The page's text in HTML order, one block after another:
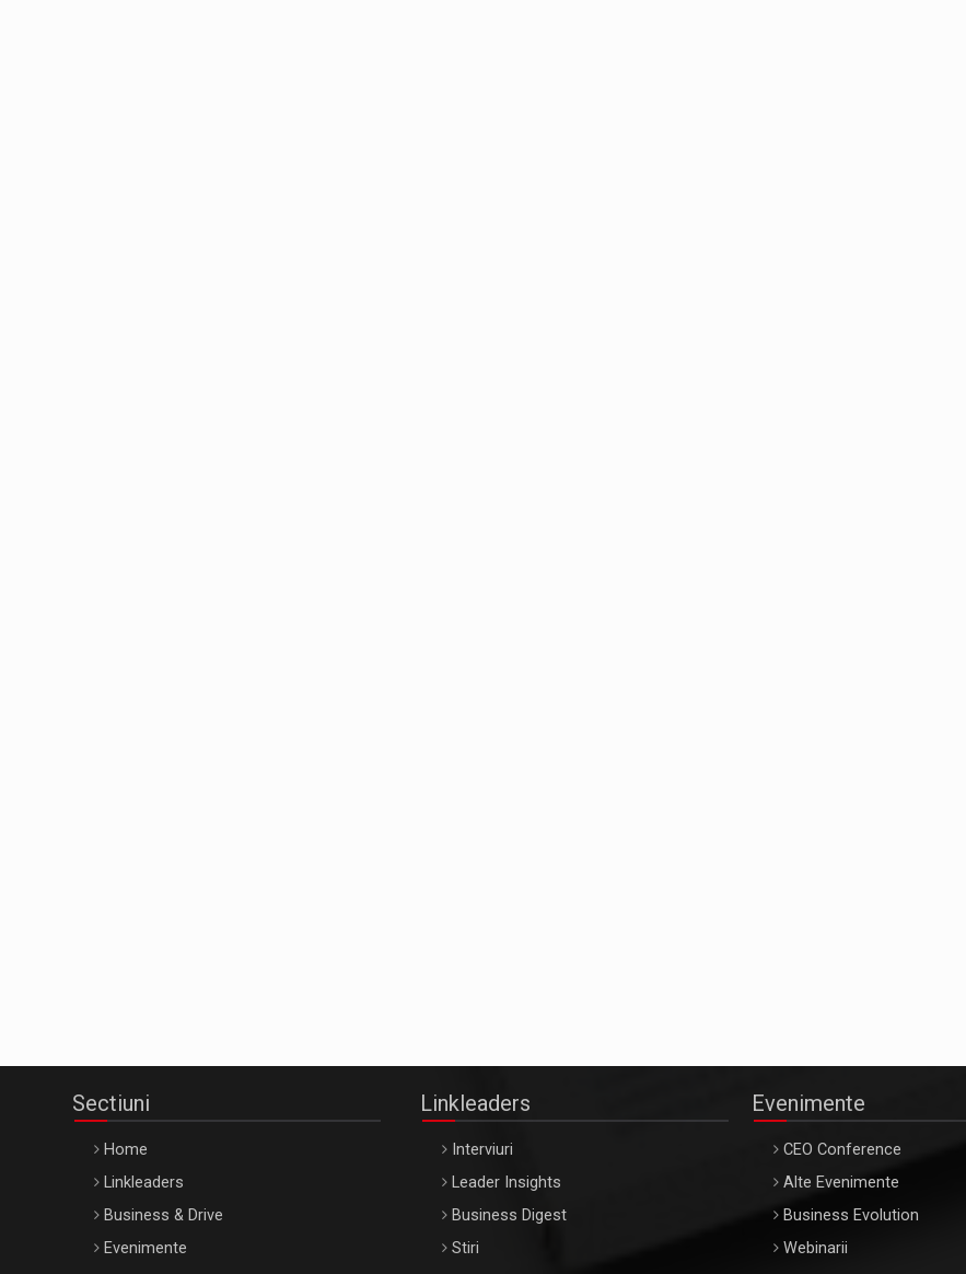
Sectiuni
Home
Linkleaders
Business & Drive
Evenimente
Linkleaders
Interviuri
Leader Insights
Business Digest
Stiri
Evenimente
CEO Conference
Alte Evenimente
Business Evolution
Webinarii